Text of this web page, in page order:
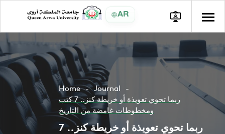
AR
Home
Journal
ربما تحوي تعويذة أو خريطة كنز.. 7 كتب
ومخطوطات غامضة من التاريخ
ربما تحوي تعويذة أو خريطة كنز.. 7